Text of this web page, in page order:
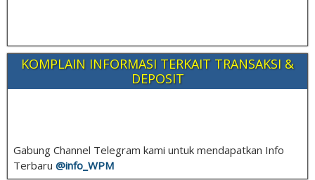
KOMPLAIN INFORMASI TERKAIT TRANSAKSI &
DEPOSIT
Gabung Channel Telegram kami untuk mendapatkan Info
Terbaru @info_ WPM